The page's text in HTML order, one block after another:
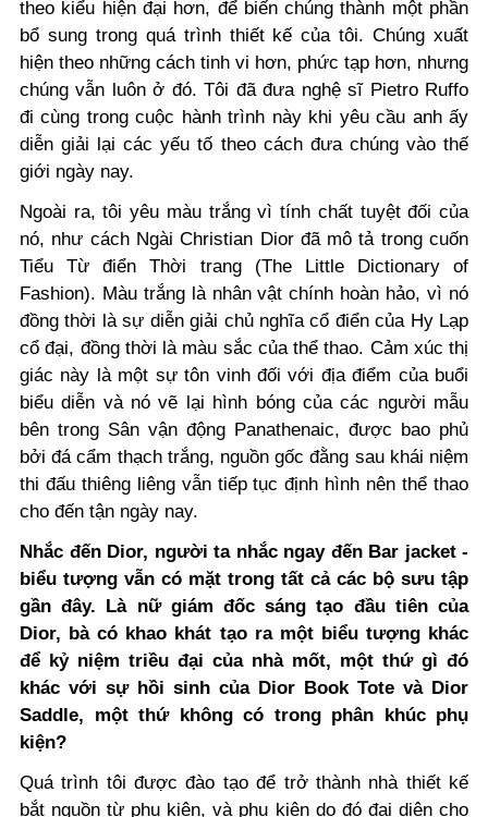
theo kiểu hiện đại hơn, để biến chúng thành một phần
bổ sung trong quá trình thiết kế của tôi. Chúng xuất
hiện theo những cách tinh vi hơn, phức tạp hơn, nhưng
chúng vẫn luôn ở đó. Tôi đã đưa nghệ sĩ Pietro Ruffo
đi cùng trong cuộc hành trình này khi yêu cầu anh ấy
diễn giải lại các yếu tố theo cách đưa chúng vào thế
giới ngày nay.
Ngoài ra, tôi yêu màu trắng vì tính chất tuyệt đối của
nó, như cách Ngài Christian Dior đã mô tả trong cuốn
Tiểu Từ điển Thời trang (The Little Dictionary of
Fashion). Màu trắng là nhân vật chính hoàn hảo, vì nó
đồng thời là sự diễn giải chủ nghĩa cổ điển của Hy Lạp
cổ đại, đồng thời là màu sắc của thể thao. Cảm xúc thị
giác này là một sự tôn vinh đối với địa điểm của buổi
biểu diễn và nó vẽ lại hình bóng của các người mẫu
bên trong Sân vận động Panathenaic, được bao phủ
bởi đá cẩm thạch trắng, nguồn gốc đằng sau khái niệm
thi đấu thiêng liêng vẫn tiếp tục định hình nên thể thao
cho đến tận ngày nay.
Nhắc đến Dior, người ta nhắc ngay đến Bar jacket -
biểu tượng vẫn có mặt trong tất cả các bộ sưu tập
gần đây. Là nữ giám đốc sáng tạo đầu tiên của
Dior, bà có khao khát tạo ra một biểu tượng khác
để kỷ niệm triều đại của nhà mốt, một thứ gì đó
khác với sự hồi sinh của Dior Book Tote và Dior
Saddle, một thứ không có trong phân khúc phụ
kiện?
Quá trình tôi được đào tạo để trở thành nhà thiết kế
bắt nguồn từ phụ kiện, và phụ kiện do đó đại diện cho